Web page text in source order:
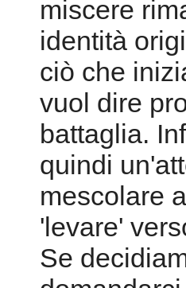
miscere
identità
ciò che
vuol dire
battaglia.
quindi
mescolare
'levare'
Se